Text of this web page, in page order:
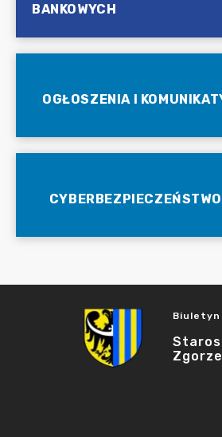
BANKOWYCH
OGŁOSZENIA I
CYBERBEZPIECZEŃSTWO